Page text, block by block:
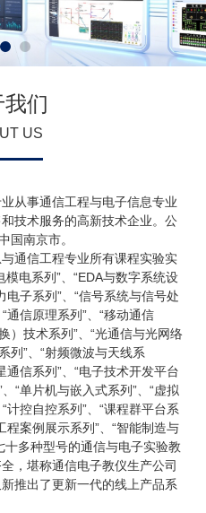
我们
US
从事通信工程与电子信息专业
技术服务的高新技术企业。公
国南京市。
通信工程专业所有课程实验实
电系列”、“EDA与数字系统设
电子系列”、“信号系统与信号处
通信原理系列”、“移动通信
）技术系列”、“光通信与光网络
列”、“射频微波与天线系
通信系列”、“电子技术开发平台
“单片机与嵌入式系列”、“虚拟
计控自控系列”、“课程群平台系
程案例展示系列”、“智能制造与
十多种型号的通信与电子实验教
，堪称通信电子教仪生产公司
推出了更新一代的线上产品系